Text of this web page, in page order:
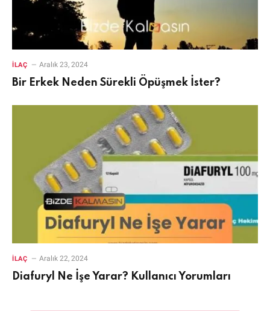
İLAÇ Aralık 23, 2024
Bir Erkek Neden Sürekli Öpüşmek İster?
İLAÇ Aralık 22, 2024
Diafuryl Ne İşe Yarar? Kullanıcı Yorumları